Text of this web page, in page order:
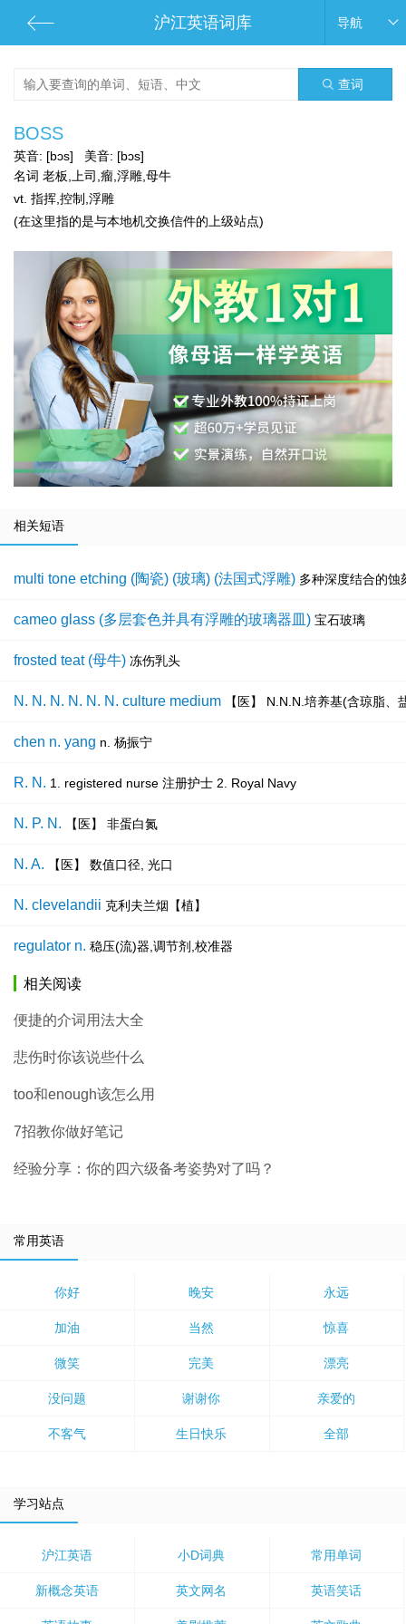
沪江英语词库 导航
查词
BOSS
英音: [bɔs] 美音: [bɔs]
名词 老板,上司,瘤,浮雕,母牛
vt. 指挥,控制,浮雕
(在这里指的是与本地机交换信件的上级站点)
相关短语
multi tone etching (陶瓷) (玻璃) (法国式浮雕) 多种深度结合的蚀
cameo glass (多层套色并具有浮雕的玻璃器皿) 宝石玻璃
frosted teat (母牛) 冻伤乳头
N. N. N. N. N. N. culture medium 【医】 N.N.N.培养基(含琼脂
chen n. yang n. 杨振宁
R. N. 1. registered nurse 注册护士 2. Royal Navy
N. P. N. 【医】 非蛋白氮
N. A. 【医】 数值口径, 光口
N. clevelandii 克利夫兰烟【植】
regulator n. 稳压(流)器,调节剂,校准器
相关阅读
便捷的介词用法大全
悲伤时你该说些什么
too和enough该怎么用
7招教你做好笔记
经验分享：你的四六级备考姿势对了吗？
常用英语
你好 晚安 永远
加油 当然 惊喜
微笑 完美 漂亮
没问题 谢谢你 亲爱的
不客气 生日快乐 全部
学习站点
沪江英语 小D词典 常用单词
新概念英语 英文网名 英语笑话